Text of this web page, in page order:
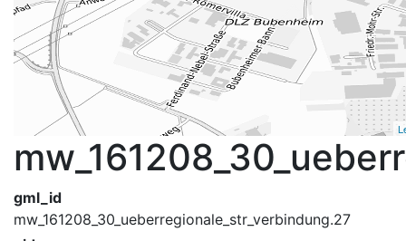
gml_id
mw_161208_30_ueberregionale_str_verbindung.27